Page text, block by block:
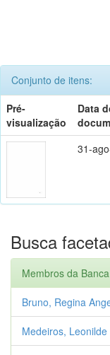
Conjunto de itens:
Pré-
visualização
Data
31-
Busca
Membros da Banca
Bruno, Regina
Medeiros,